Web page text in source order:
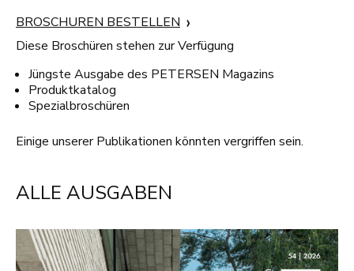
BROSCHUREN BESTELLEN
Diese Broschüren stehen zur Verfügung
Jüngste Ausgabe des PETERSEN Magazins
Produktkatalog
Spezialbroschüren
Einige unserer Publikationen könnten vergriffen sein.
ALLE AUSGABEN